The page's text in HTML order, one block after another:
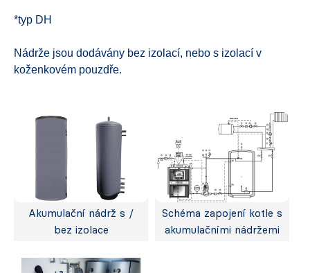
*typ DH
Nádrže jsou dodávány bez izolací, nebo s izolací v
koženkovém pouzdře.
Akumulační nádrž s /
bez izolace
Schéma zapojení kotle s
akumulačními nádržemi